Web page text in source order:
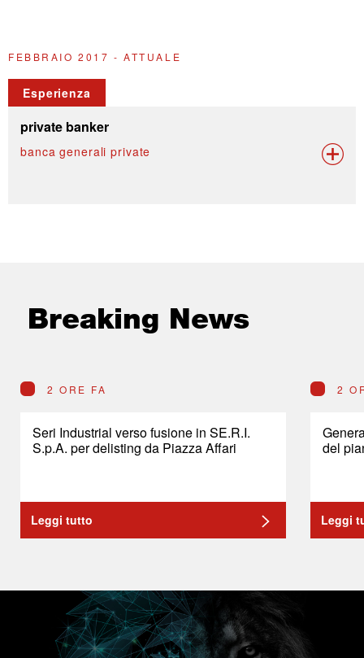
FEBBRAIO 2017 - ATTUALE
Esperienza
private banker
banca generali private
Breaking News
2 ORE FA
Seri Industrial verso fusione in SE.R.I.
S.p.A. per delisting da Piazza Affari
Leggi tutto
2
del
Leggi